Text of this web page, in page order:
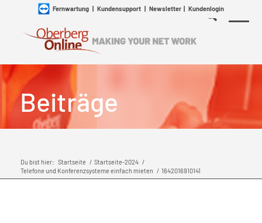
Fernwartung| Kundensupport| Newsletter| Kundenlogin
Beiträge
Du bist hier: Startseite / Startseite-2024 /
Telefone und Konferenzsysteme einfach mieten / 1642016910141